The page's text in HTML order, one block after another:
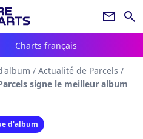
newsletter search
Charts français
/ Actualité de Parcels /
signe le meilleur album
d'album